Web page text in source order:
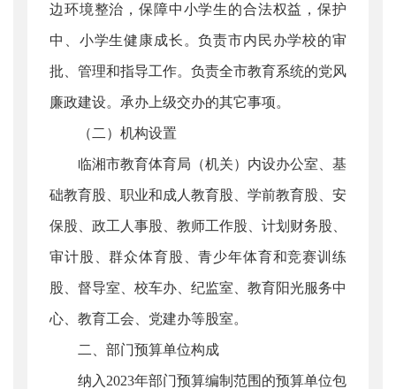
边环境整治，保障中小学生的合法权益，保护
中、小学生健康成长。负责市内民办学校的审
批、管理和指导工作。负责全市教育系统的党风
廉政建设。承办上级交办的其它事项。
（二）机构设置
临湘市教育体育局（机关）内设办公室、基
础教育股、职业和成人教育股、学前教育股、安
保股、政工人事股、教师工作股、计划财务股、
审计股、群众体育股、青少年体育和竞赛训练
股、督导室、校车办、纪监室、教育阳光服务中
心、教育工会、党建办等股室。
二、部门预算单位构成
纳入2023年部门预算编制范围的预算单位包